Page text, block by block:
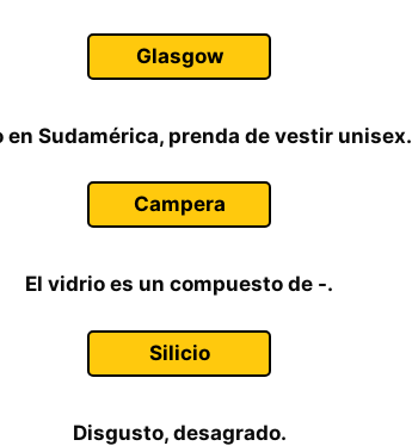
Glasgow
en Sudamérica, prenda de vestir unisex.
Campera
El vidrio es un compuesto de -.
Silicio
Disgusto, desagrado.